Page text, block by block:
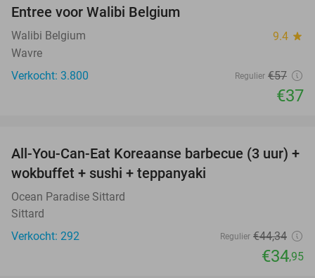
Entree voor Walibi Belgium
Walibi Belgium 9.4 star
Wavre
Verkocht: 3.800
Regulier €57
€37
21%
All-You-Can-Eat Koreaanse barbecue (3 uur) +
wokbuffet + sushi + teppanyaki
Ocean Paradise Sittard
Sittard
Verkocht: 292
Regulier €44,34
€34,95